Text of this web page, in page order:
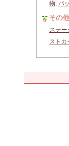
物, パ
その
ステー
ストカ